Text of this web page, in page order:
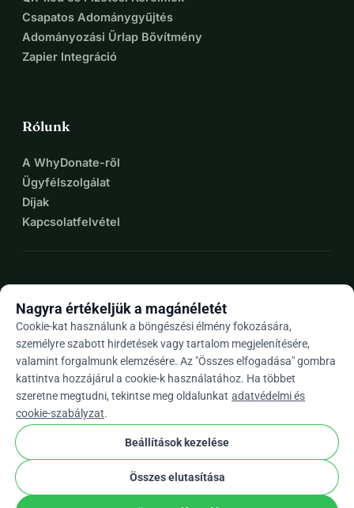
Csapatos Adománygyűjtés
Adományozási Űrlap Bővítmény
Zapier Integráció
Rólunk
A WhyDonate-ről
Ügyfélszolgálat
Díjak
Kapcsolatfelvétel
Huarrow_drop_down
★★★★★4,9 / 5 több mint 500 értékelés alapján
WhyDonate
Adatvédelem és sütik
Általános szerződési feltételek
Nagyra értékeljük a magánéletét
Cookie-kat használunk a böngészési élmény fokozására,
személyre szabott hirdetések vagy tartalom megjelenítésére,
valamint forgalmunk elemzésére. Az "Összes elfogadása" gombra
kattintva hozzájárul a cookie-k használatához. Ha többet
szeretne megtudni, tekintse meg oldalunkat adatvédelmi és
cookie-szabályzat.
Beállítások kezelése
Összes elutasítása